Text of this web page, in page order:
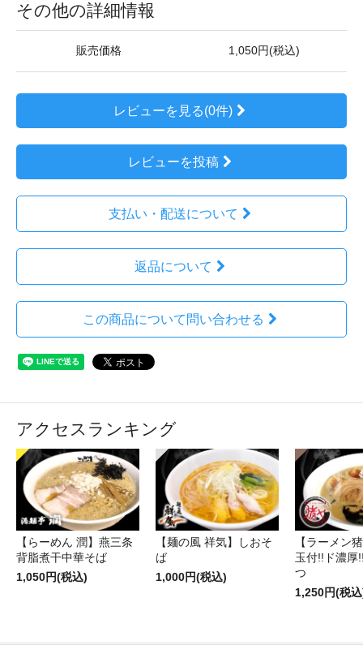
その他の詳細情報
販売価格 1,050円(税込)
レビューを見る(0件)
レビューを投稿
支払い・配送について
返品について
この商品について問い合わせる
アクセスランキング
【らーめん 潤】燕三条
背脂煮干中華そば
1,050円(税込)
【麺の風 祥気】しおそ
ば
1,000円(税込)
【ラーメン
玉付!!ド濃厚
つ
1,250円(税